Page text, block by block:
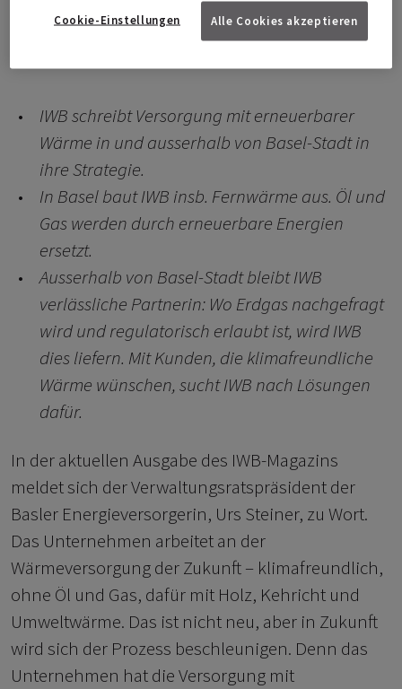
auch ausserhalb sei das Unternehmen bereit,
so Verwaltungsratspräsident Urs Steiner.
IWB schreibt Versorgung mit erneuerbarer
Wärme in und ausserhalb von Basel-Stadt in
ihre Strategie.
In Basel baut IWB insb. Fernwärme aus. Öl und
Gas werden durch erneuerbare Energien
ersetzt.
Ausserhalb von Basel-Stadt bleibt IWB
verlässliche Partnerin: Wo Erdgas nachgefragt
wird und regulatorisch erlaubt ist, wird IWB
dies liefern. Mit Kunden, die klimafreundliche
Wärme wünschen, sucht IWB nach Lösungen
dafür.
In der aktuellen Ausgabe des IWB-Magazins
meldet sich der Verwaltungsratspräsident der
Basler Energieversorgerin, Urs Steiner, zu Wort.
Das Unternehmen arbeitet an der
Wärmeversorgung der Zukunft – klimafreundlich,
ohne Öl und Gas, dafür mit Holz, Kehricht und
Umweltwärme. Das ist nicht neu, aber in Zukunft
wird sich der Prozess beschleunigen. Denn das
Unternehmen hat die Versorgung mit
Alle Cookies akzeptieren
Cookie-Einstellungen